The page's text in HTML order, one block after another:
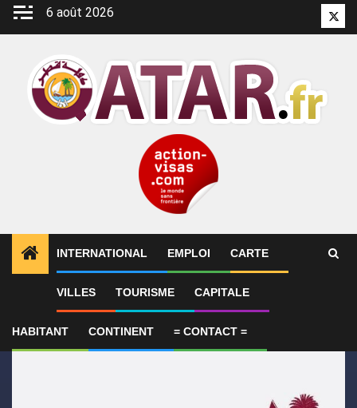
Aller
6 août 2026
INTERNATIONAL EMPLOI CARTE
VILLES TOURISME CAPITALE
HABITANT CONTINENT = CONTACT =
ALERTES INFO 1 Le Qatar appelle à faire pression